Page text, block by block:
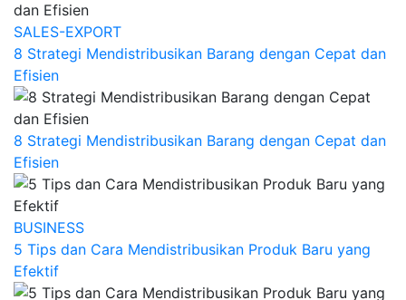
SALES-EXPORT
8 Strategi Mendistribusikan Barang dengan Cepat dan
Efisien
8 Strategi Mendistribusikan Barang dengan Cepat dan
Efisien
BUSINESS
5 Tips dan Cara Mendistribusikan Produk Baru yang
Efektif